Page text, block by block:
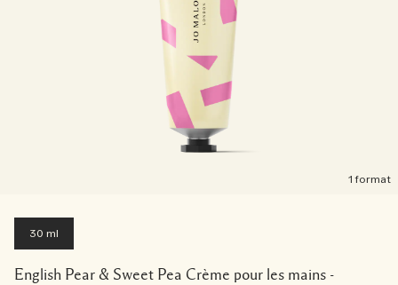
1 format
30 ml
English Pear & Sweet Pea Crème pour les mains -